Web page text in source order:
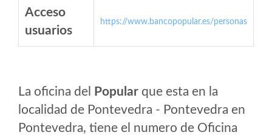
Acceso
usuarios
https://www.bancopopular.es/personas
La oficina del Popular que esta en la
localidad de Pontevedra - Pontevedra en
Pontevedra, tiene el numero de Oficina